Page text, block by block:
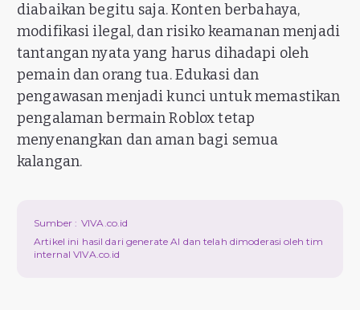
diabaikan begitu saja. Konten berbahaya,
modifikasi ilegal, dan risiko keamanan menjadi
tantangan nyata yang harus dihadapi oleh
pemain dan orang tua. Edukasi dan
pengawasan menjadi kunci untuk memastikan
pengalaman bermain Roblox tetap
menyenangkan dan aman bagi semua
kalangan.
Sumber : VIVA.co.id
Artikel ini hasil dari generate AI dan telah dimoderasi oleh tim
internal VIVA.co.id